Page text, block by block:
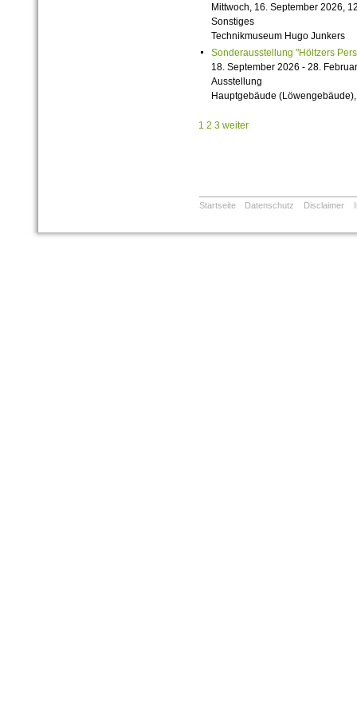
Mittwoch, 16. September 2026,
Sonstiges
Technikmuseum Hugo Junkers
Sonderausstellung "Höltzers
18. September 2026 - 28.
Ausstellung
Hauptgebäude
1 2 3 weiter
Startseite Datenschutz Disclaimer